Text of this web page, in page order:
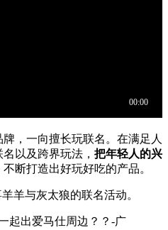
，一向擅长玩联名。在满足人
以及跨界玩法， 把年轻人的兴
不断打造出好玩好吃的产品。
羊与灰太狼的联名活动。